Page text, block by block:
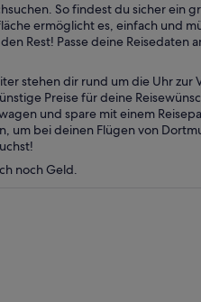
So findest du sicher ein
ermöglicht es, einfach und
Rest! Passe deine Reisedaten
stehen dir rund um die Uhr zur
Preise für deine
und spare mit einem
um bei deinen Flügen von
noch Geld.